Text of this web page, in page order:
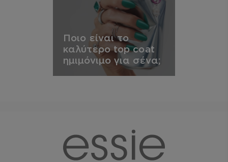
Ποιο είναι το
καλύτερο top coat
ημιμόνιμο για σένα;